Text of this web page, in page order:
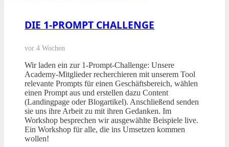
DIE 1-PROMPT CHALLENGE
vor 4 Wochen
Wir laden ein zur 1-Prompt-Challenge: Unsere
Academy-Mitglieder recherchieren mit unserem Tool
relevante Prompts für einen Geschäftsbereich, wählen
einen Prompt aus und erstellen dazu Content
(Landingpage oder Blogartikel). Anschließend senden
sie uns ihre Arbeit zu mit ihren Gedanken. Im
Workshop besprechen wir ausgewählte Beispiele live.
Ein Workshop für alle, die ins Umsetzen kommen
wollen!